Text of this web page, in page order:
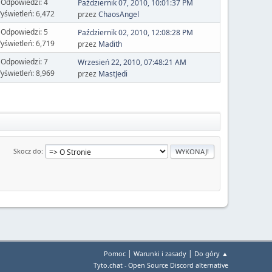
6,472
Październik 07, 2010, 10:01:37 PM
przezChaosAngel
Odpowiedzi: 5
6,719
Październik 02, 2010, 12:08:28 PM
przez Madith
Odpowiedzi: 7
8,969
Wrzesień 22, 2010, 07:48:21 AM
przez MastJedi
Skocz do
Pomoc | Warunki i zasady | Do góry ▲
Tyto.chat - Open Source Discord alternative